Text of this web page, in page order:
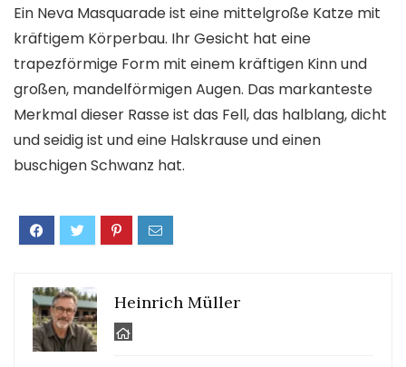
Ein Neva Masquarade ist eine mittelgroße Katze mit
kräftigem Körperbau. Ihr Gesicht hat eine
trapezförmige Form mit einem kräftigen Kinn und
großen, mandelförmigen Augen. Das markanteste
Merkmal dieser Rasse ist das Fell, das halblang, dicht
und seidig ist und eine Halskrause und einen
buschigen Schwanz hat.
Heinrich Müller